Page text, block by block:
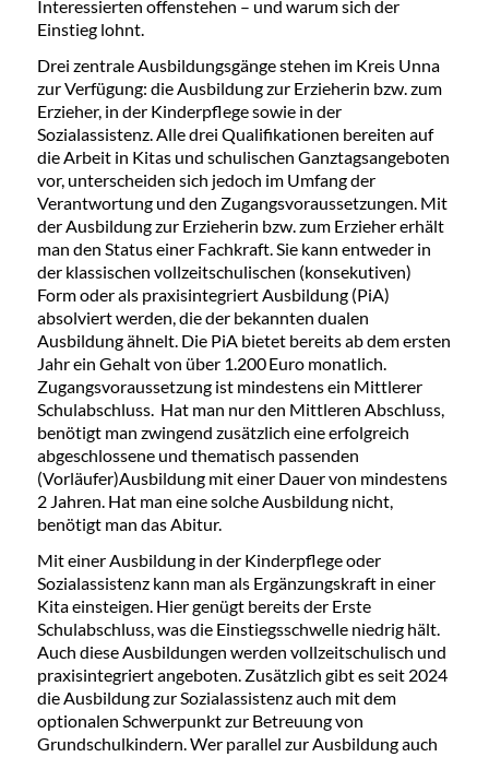
Interessierten offenstehen – und warum sich der
Einstieg lohnt.
Drei zentrale Ausbildungsgänge stehen im Kreis Unna
zur Verfügung: die Ausbildung zur Erzieherin bzw. zum
Erzieher, in der Kinderpflege sowie in der
Sozialassistenz. Alle drei Qualifikationen bereiten auf
die Arbeit in Kitas und schulischen Ganztagsangeboten
vor, unterscheiden sich jedoch im Umfang der
Verantwortung und den Zugangsvoraussetzungen. Mit
der Ausbildung zur Erzieherin bzw. zum Erzieher erhält
man den Status einer Fachkraft. Sie kann entweder in
der klassischen vollzeitschulischen (konsekutiven)
Form oder als praxisintegriert Ausbildung (PiA)
absolviert werden, die der bekannten dualen
Ausbildung ähnelt. Die PiA bietet bereits ab dem ersten
Jahr ein Gehalt von über 1.200 Euro monatlich.
Zugangsvoraussetzung ist mindestens ein Mittlerer
Schulabschluss. Hat man nur den Mittleren Abschluss,
benötigt man zwingend zusätzlich eine erfolgreich
abgeschlossene und thematisch passenden
(Vorläufer)Ausbildung mit einer Dauer von mindestens
2 Jahren. Hat man eine solche Ausbildung nicht,
benötigt man das Abitur.
Mit einer Ausbildung in der Kinderpflege oder
Sozialassistenz kann man als Ergänzungskraft in einer
Kita einsteigen. Hier genügt bereits der Erste
Schulabschluss, was die Einstiegsschwelle niedrig hält.
Auch diese Ausbildungen werden vollzeitschulisch und
praxisintegriert angeboten. Zusätzlich gibt es seit 2024
die Ausbildung zur Sozialassistenz auch mit dem
optionalen Schwerpunkt zur Betreuung von
Grundschulkindern. Wer parallel zur Ausbildung auch